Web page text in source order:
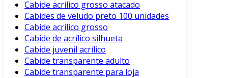
Cabide acrílico grosso atacado
Cabides de veludo preto 100 unidades
Cabide acrílico grosso
Cabide de acrílico silhueta
Cabide juvenil acrílico
Cabide transparente adulto
Cabide transparente para loja